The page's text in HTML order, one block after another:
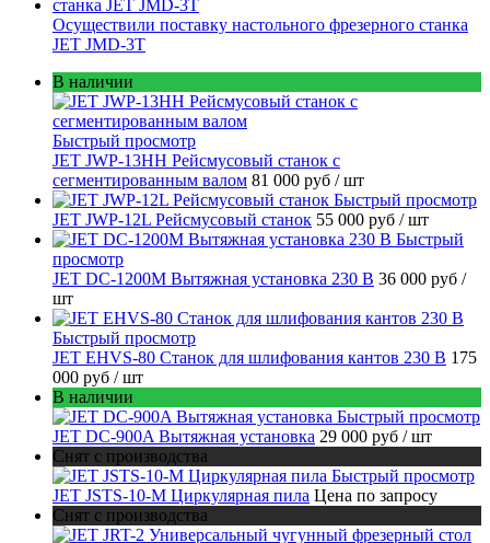
Осуществили поставку настольного фрезерного станка
JET JMD-3T
В наличии
Быстрый просмотр
JET JWP-13HH Рейсмусовый станок с
сегментированным валом 81 000 руб / шт
Быстрый просмотр
JET JWP-12L Рейсмусовый станок 55 000 руб / шт
Быстрый
просмотр
JET DC-1200M Вытяжная установка 230 В 36 000 руб /
шт
Быстрый просмотр
JET EHVS-80 Станок для шлифования кантов 230 В 175
000 руб / шт
В наличии
Быстрый просмотр
JET DC-900A Вытяжная установка 29 000 руб / шт
Снят с производства
Быстрый просмотр
JET JSTS-10-M Циркулярная пила Цена по запросу
Снят с производства